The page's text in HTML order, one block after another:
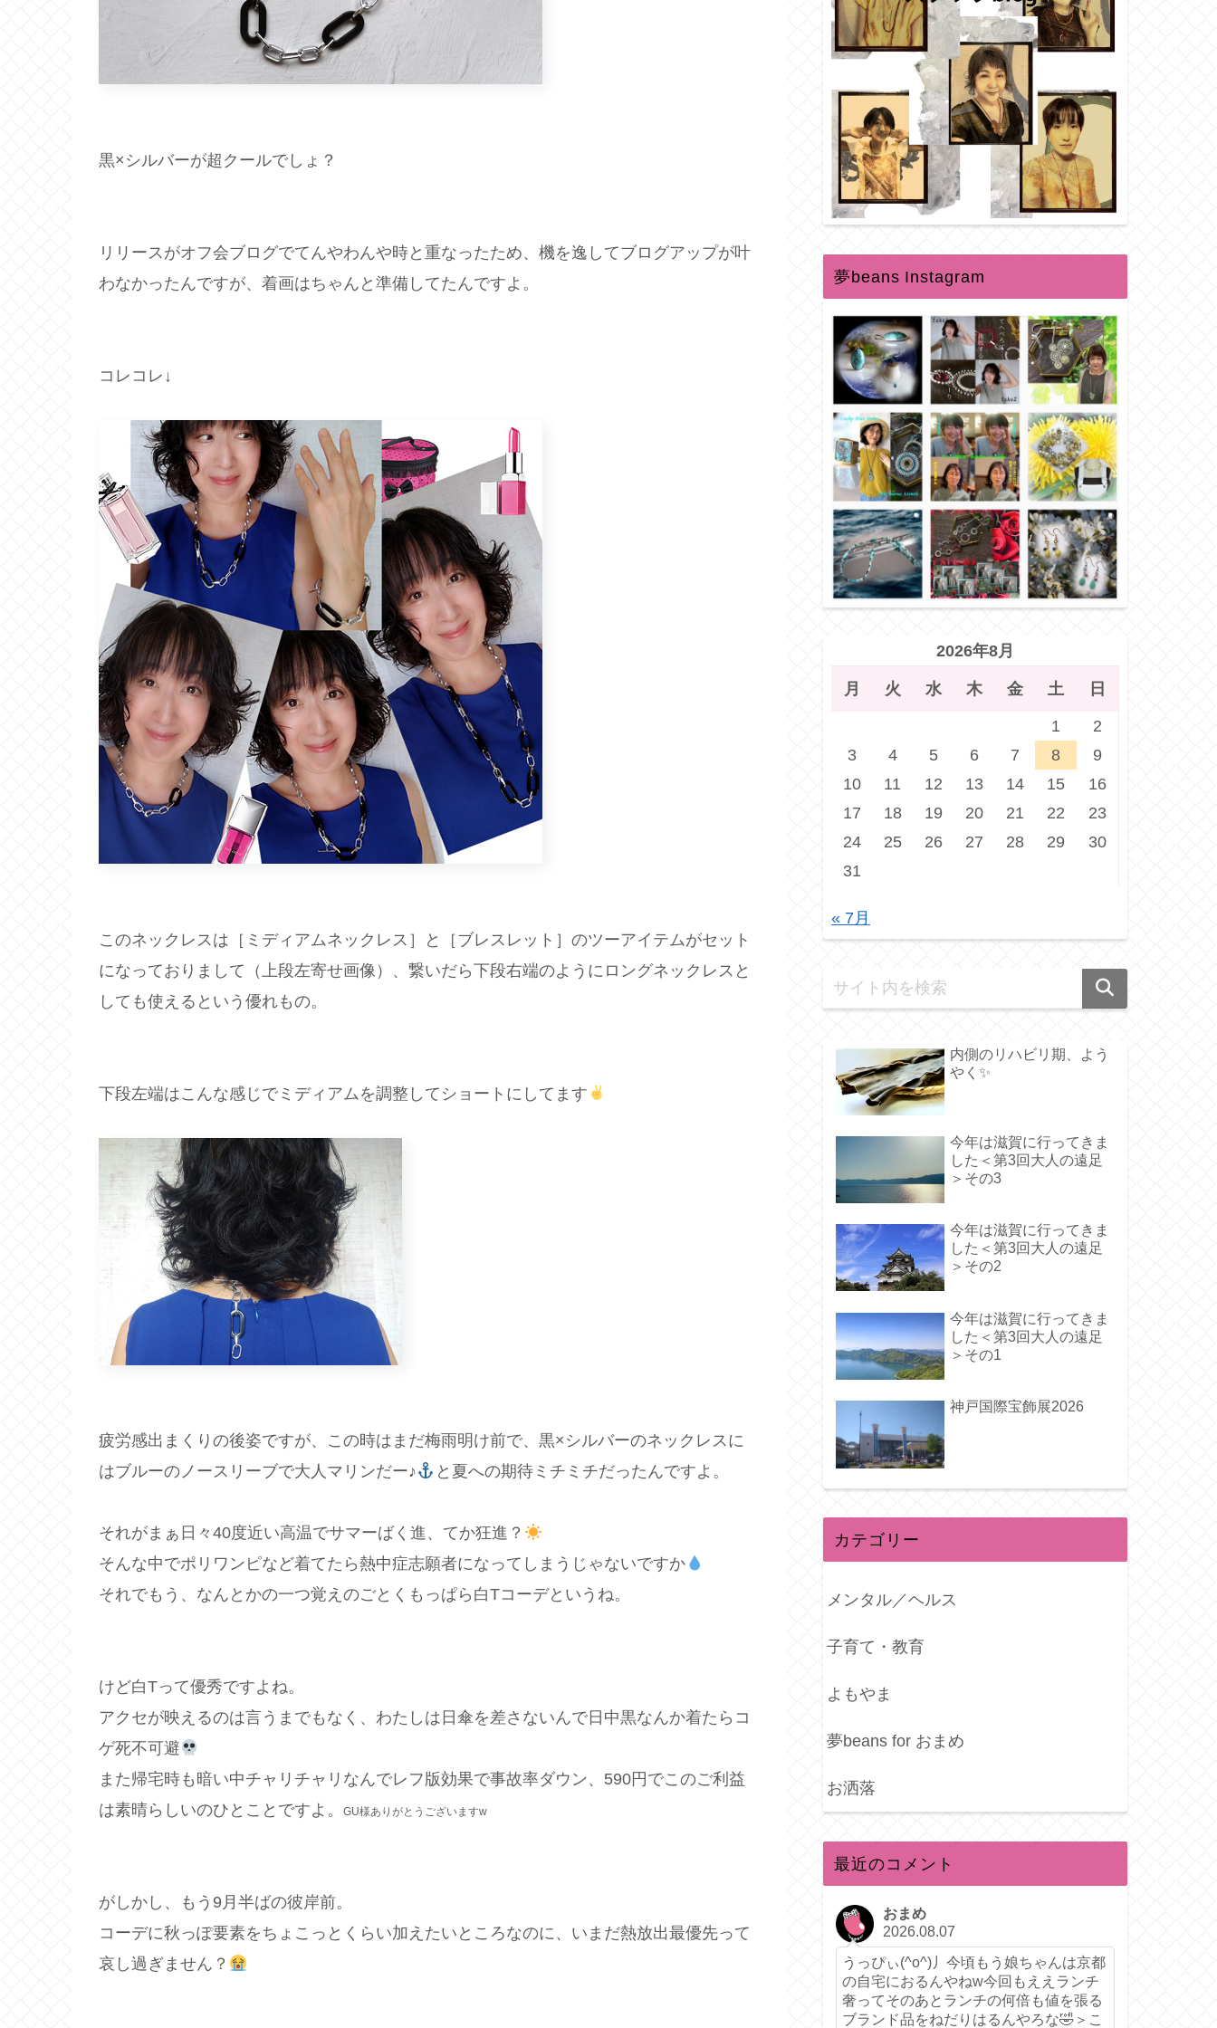
黒×シルバーが超クールでしょ？
リリースがオフ会ブログでてんやわんや時と重なったため、機を逸してブログアップが叶
わなかったんですが、着画はちゃんと準備してたんですよ。
コレコレ↓
このネックレスは［ミディアムネックレス］と［ブレスレット］のツーアイテムがセット
になっておりまして（上段左寄せ画像）、繋いだら下段右端のようにロングネックレスと
しても使えるという優れもの。
下段左端はこんな感じでミディアムを調整してショートにしてます
疲労感出まくりの後姿ですが、この時はまだ梅雨明け前で、黒×シルバーのネックレスに
はブルーのノースリーブで大人マリンだー♪
と夏への期待ミチミチだったんですよ。
それがまぁ日々40度近い高温でサマーばく進、てか狂進？
そんな中でポリワンピなど着てたら熱中症志願者になってしまうじゃないですか
それでもう、なんとかの一つ覚えのごとくもっぱら白Tコーデというね。
けど白Tって優秀ですよね。
アクセが映えるのは言うまでもなく、わたしは日傘を差さないんで日中黒なんか着たらコ
ゲ死不可避
また帰宅時も暗い中チャリチャリなんでレフ版効果で事故率ダウン、590円でこのご利益
は素晴らしいのひとことですよ。
GU様ありがとうございますw
がしかし、もう9月半ばの彼岸前。
コーデに秋っぽ要素をちょこっとくらい加えたいところなのに、いまだ熱放出最優先って
哀し過ぎません？
夢beans Instagram
2026年8月
月 火 水 木 金 土 日
1
2
3
4 5 6 7 8
9
10
11 12 13 14 15
16
17
18 19 20 21 22
23
24
25 26 27 28 29
30
31
« 7月
内側のリハビリ期、よう
やく✨️
今年は滋賀に行ってきま
した＜第3回大人の遠足
＞その3
今年は滋賀に行ってきま
した＜第3回大人の遠足
＞その2
今年は滋賀に行ってきま
した＜第3回大人の遠足
＞その1
神戸国際宝飾展2026
カテゴリー
メンタル／ヘルス
子育て・教育
よもやま
夢beans for おまめ
お洒落
最近のコメント
おまめ
2026.08.07
うっぴぃ(^o^)丿今頃もう娘ちゃんは京都
の自宅におるんやねw今回もええランチ
奢ってそのあとランチの何倍も値を張る
ブランド品をねだりはるんやろな🤣＞こ